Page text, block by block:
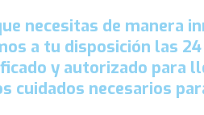
necesitas de manera
a tu disposición las
y autorizado para
cuidados necesarios